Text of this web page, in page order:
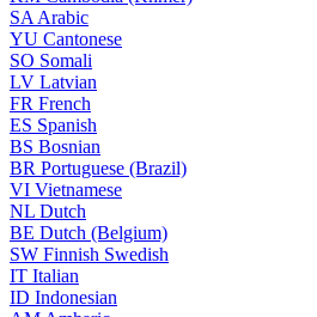
SA Arabic
YU Cantonese
SO Somali
LV Latvian
FR French
ES Spanish
BS Bosnian
BR Portuguese (Brazil)
VI Vietnamese
NL Dutch
BE Dutch (Belgium)
SW Finnish Swedish
IT Italian
ID Indonesian